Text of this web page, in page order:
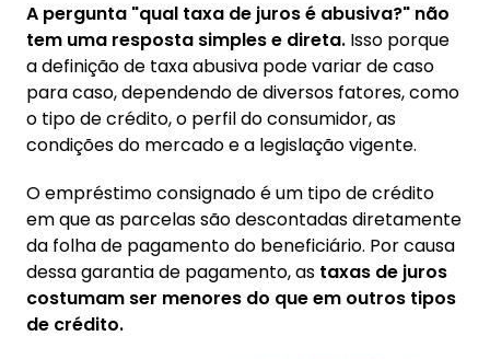
A pergunta "qual taxa de juros é abusiva?" não
tem uma resposta simples e direta. Isso porque
a definição de taxa abusiva pode variar de caso
para caso, dependendo de diversos fatores, como
o tipo de crédito, o perfil do consumidor, as
condições do mercado e a legislação vigente.
O empréstimo consignado é um tipo de crédito
em que as parcelas são descontadas diretamente
da folha de pagamento do beneficiário. Por causa
dessa garantia de pagamento, as taxas de juros
costumam ser menores do que em outros tipos
de crédito.